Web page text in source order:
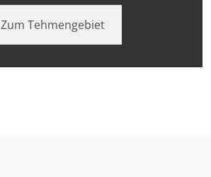
Zum Tehmengebiet